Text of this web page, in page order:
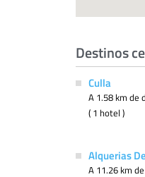
Destinos
Culla
A 1.58 km de
( 1 hotel )
Alquerias
A 11.26 km